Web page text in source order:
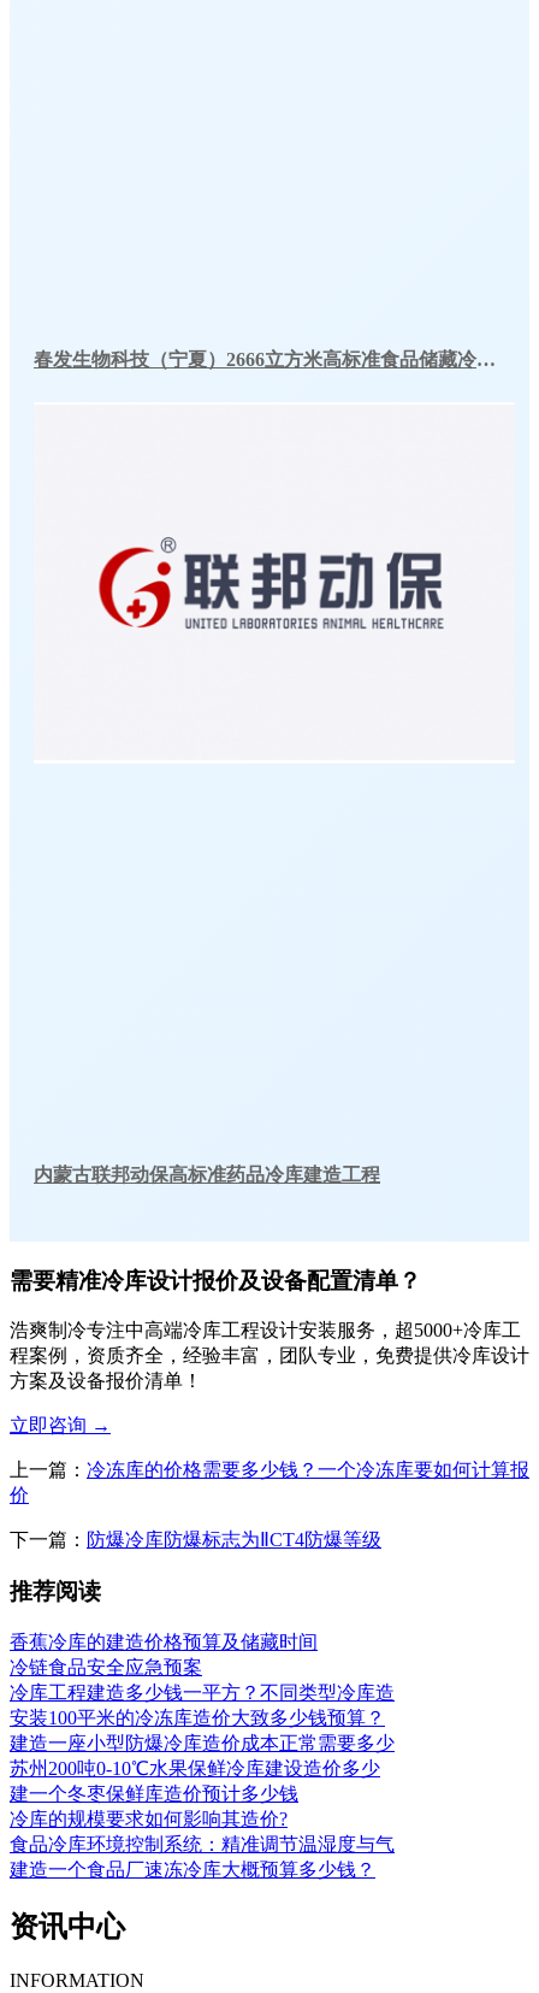
春发生物科技（宁夏）2666立方米高标准食品储藏冷库工程案例
内蒙古联邦动保高标准药品冷库建造工程
需要精准冷库设计报价及设备配置清单？
浩爽制冷专注中高端冷库工程设计安装服务，超5000+冷库工
程案例，资质齐全，经验丰富，团队专业，免费提供冷库设计
方案及设备报价清单！
立即咨询 →
上一篇： 冷冻库的价格需要多少钱？一个冷冻库要如何计算报
价
下一篇： 防爆冷库防爆标志为ⅡCT4防爆等级
推荐阅读
香蕉冷库的建造价格预算及储藏时间
冷链食品安全应急预案
冷库工程建造多少钱一平方？不同类型冷库造
安装100平米的冷冻库造价大致多少钱预算？
建造一座小型防爆冷库造价成本正常需要多少
苏州200吨0-10℃水果保鲜冷库建设造价多少
建一个冬枣保鲜库造价预计多少钱
冷库的规模要求如何影响其造价?
食品冷库环境控制系统：精准调节温湿度与气
建造一个食品厂速冻冷库大概预算多少钱？
资讯中心
INFORMATION